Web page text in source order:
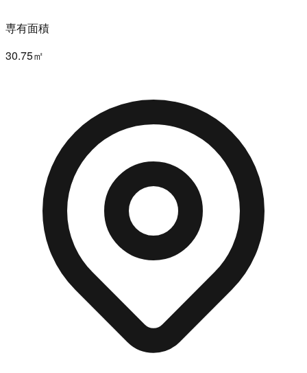
専有面積
30.75㎡